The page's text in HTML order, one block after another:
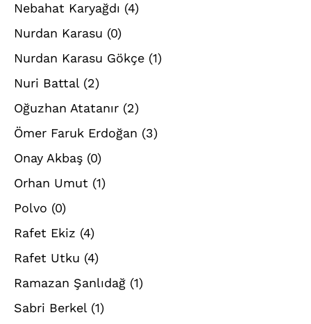
Nebahat Karyağdı (4)
Nurdan Karasu (0)
Nurdan Karasu Gökçe (1)
Nuri Battal (2)
Oğuzhan Atatanır (2)
Ömer Faruk Erdoğan (3)
Onay Akbaş (0)
Orhan Umut (1)
Polvo (0)
Rafet Ekiz (4)
Rafet Utku (4)
Ramazan Şanlıdağ (1)
Sabri Berkel (1)